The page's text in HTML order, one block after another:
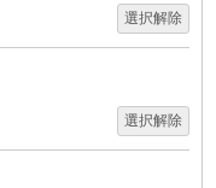
選択解除
選択解除